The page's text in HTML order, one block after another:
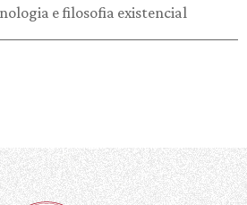
e filosofia existencial